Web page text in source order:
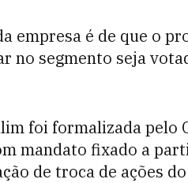
empresa é de que o
no segmento seja
foi formalizada
mandato fixado a
de troca de ações